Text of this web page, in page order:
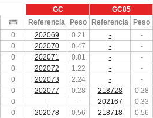
GC
GC85
Referencia
Peso Referencia
Peso
0 202069 0.21 -
-
0 202070 0.47 -
-
0 202071 0.81 -
-
0 202072 1.22 -
-
0 202073 2.24 -
-
0 202077 0.28 218728
0.28
0 - - 202167
0.33
0 202078 0.56 218718
0.56